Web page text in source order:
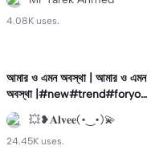
#tr
4.08K uses.
আমার ও এমন অবস্থা | আমার ও এমন
অবস্থা |#new#trend#foryou
#fyp#fypage
💥❥𝐀𝐥𝐯𝐞𝐞(•‿•)💫
24.45K uses.